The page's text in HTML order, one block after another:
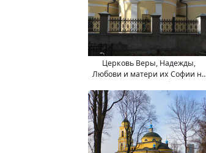
Церковь Веры, Надежды,
Любови и матери их Софии на
Миусском кладбище.